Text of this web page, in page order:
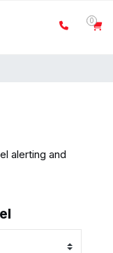
0
alerting and